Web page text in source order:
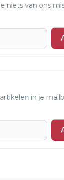
niets van ons
in je